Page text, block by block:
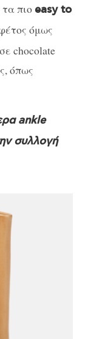
πιοeasy to
όμως
chocolate
όπως
ankle
συλλογή